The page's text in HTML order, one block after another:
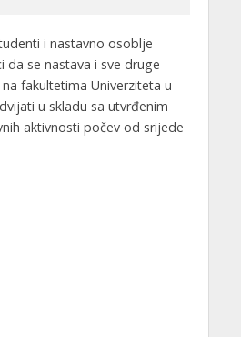
i nastavno osoblje
da se nastava i sve druge
fakultetima Univerziteta u
u skladu sa utvrđenim
aktivnosti počev od srijede